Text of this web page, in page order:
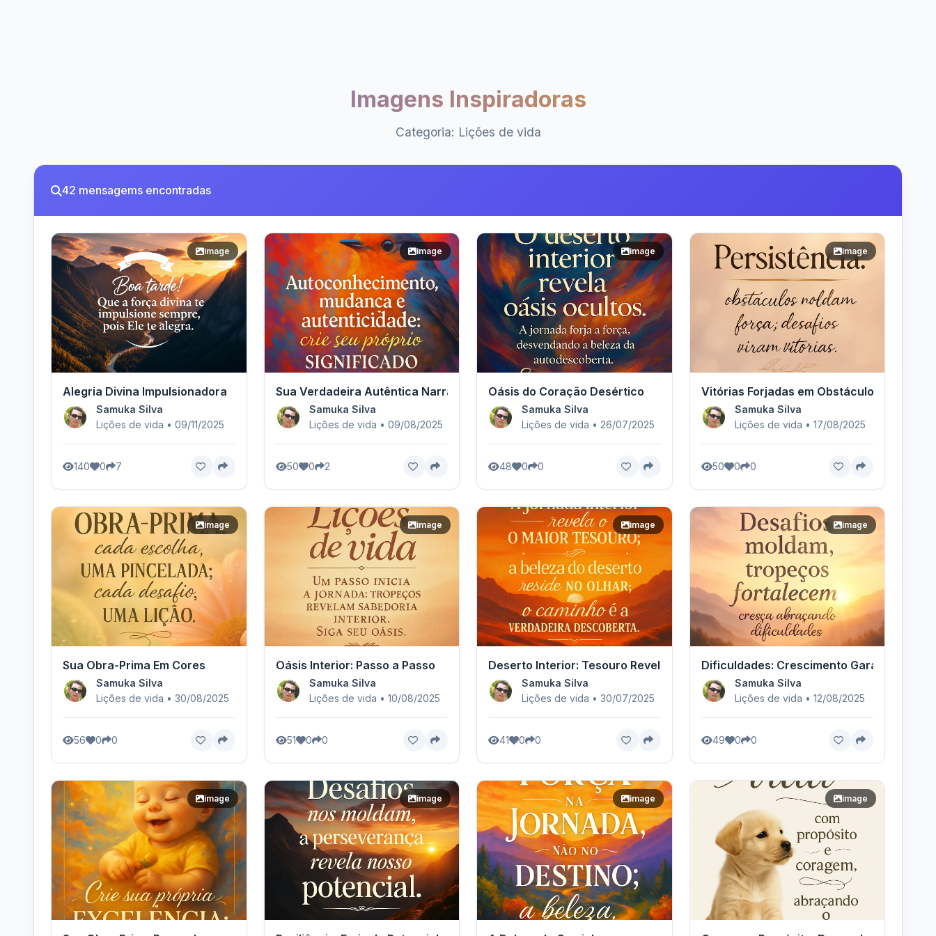
Imagens Inspiradoras
Categoria: Lições de vida
42 mensagems encontradas
image
Alegria Divina Impulsionadora
Samuka Silva
Lições de vida • 09/11/2025
140 0 7
image
Sua Verdadeira Autêntica Narrativa
Samuka Silva
Lições de vida • 09/08/2025
50 0 2
image
Oásis do Coração Desértico
Samuka Silva
Lições de vida • 26/07/2025
48 0 0
image
Vitórias Forjadas em Obstáculos
Samuka Silva
Lições de vida • 17/08/2025
50 0 0
image
Sua Obra-Prima Em Cores
Samuka Silva
Lições de vida • 30/08/2025
56 0 0
image
Oásis Interior: Passo a Passo
Samuka Silva
Lições de vida • 10/08/2025
51 0 0
image
Deserto Interior: Tesouro Revelado
Samuka Silva
Lições de vida • 30/07/2025
41 0 0
image
Dificuldades: Crescimento Garantido
Samuka Silva
Lições de vida • 12/08/2025
49 0 0
image image image image